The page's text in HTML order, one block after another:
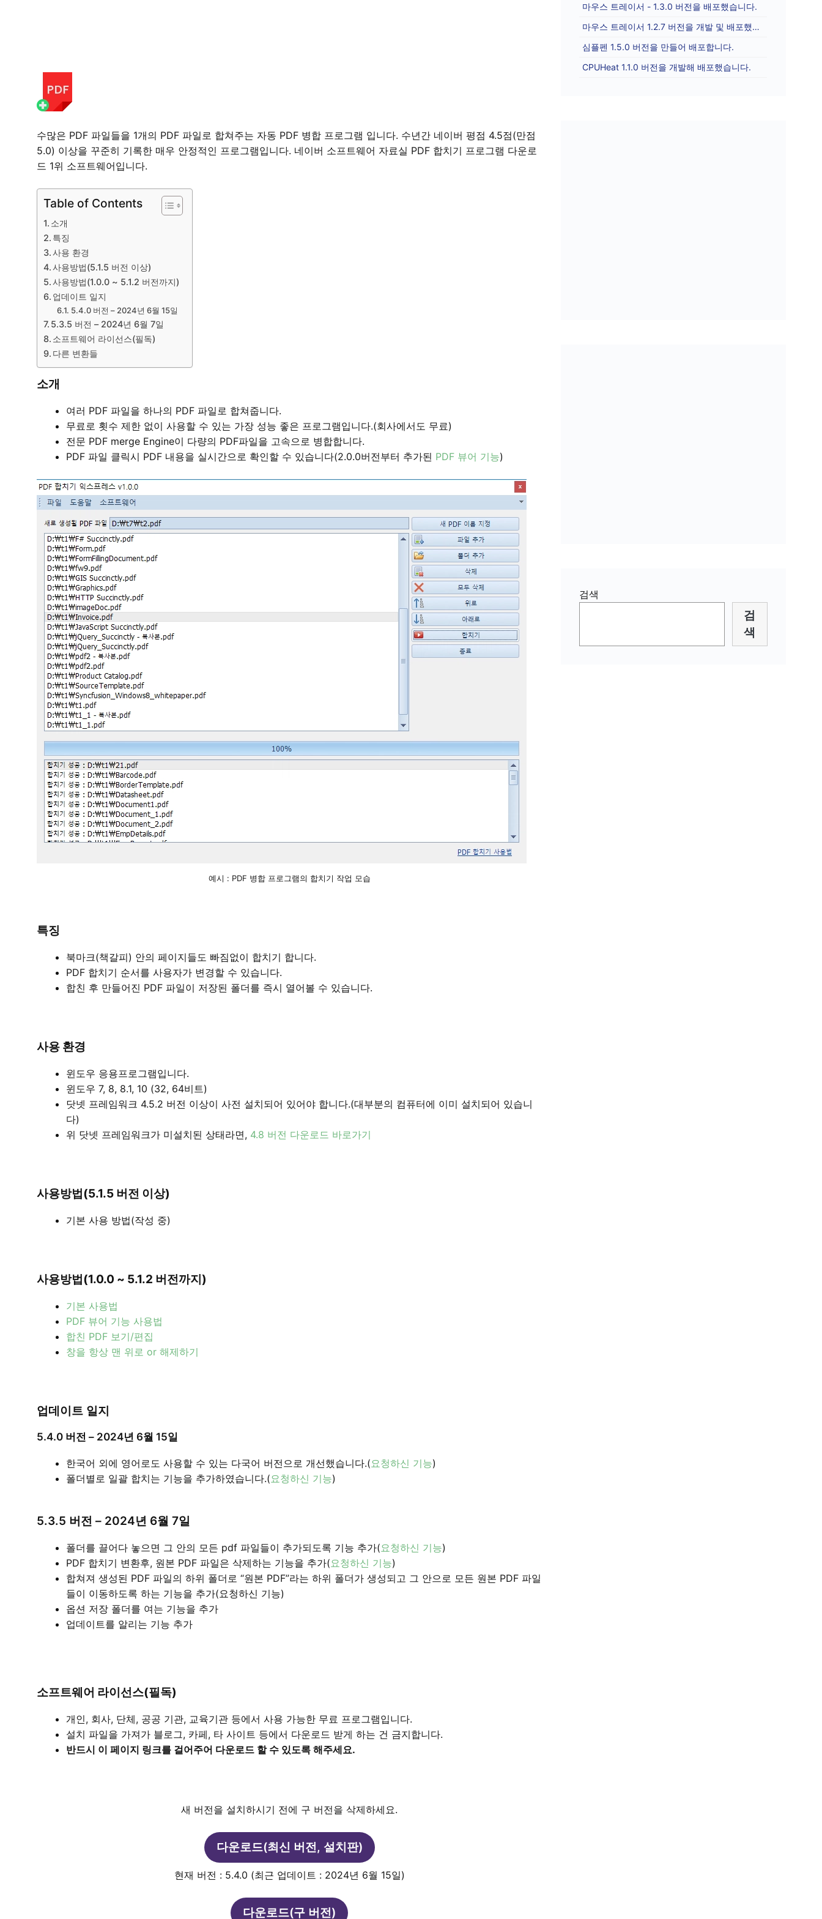
수많은 PDF 파일들을 1개의 PDF 파일로 합쳐주는 자동 PDF 병합 프로그램 입니다. 수년간 네이버 평점 4.5점(만점
5.0) 이상을 꾸준히 기록한 매우 안정적인 프로그램입니다. 네이버 소프트웨어 자료실 PDF 합치기 프로그램 다운로
드 1위 소프트웨어입니다.
Table of Contents
소개
특징
사용 환경
사용방법(5.1.5 버전 이상)
사용방법(1.0.0 ~ 5.1.2 버전까지)
업데이트 일지
5.4.0 버전 – 2024년 6월 15일
5.3.5 버전 – 2024년 6월 7일
소프트웨어 라이선스(필독)
다른 변환들
소개
여러 PDF 파일을 하나의 PDF 파일로 합쳐줍니다.
무료로 횟수 제한 없이 사용할 수 있는 가장 성능 좋은 프로그램입니다.(회사에서도 무료)
전문 PDF merge Engine이 다량의 PDF파일을 고속으로 병합합니다.
PDF 파일 클릭시 PDF 내용을 실시간으로 확인할 수 있습니다(2.0.0버전부터 추가된 PDF 뷰어 기능)
예시 : PDF 병합 프로그램의 합치기 작업 모습
특징
북마크(책갈피) 안의 페이지들도 빠짐없이 합치기 합니다.
PDF 합치기 순서를 사용자가 변경할 수 있습니다.
합친 후 만들어진 PDF 파일이 저장된 폴더를 즉시 열어볼 수 있습니다.
사용 환경
윈도우 응용프로그램입니다.
윈도우 7, 8, 8.1, 10 (32, 64비트)
닷넷 프레임워크 4.5.2 버전 이상이 사전 설치되어 있어야 합니다.(대부분의 컴퓨터에 이미 설치되어 있습니
다)
위 닷넷 프레임워크가 미설치된 상태라면, 4.8 버전 다운로드 바로가기
사용방법(5.1.5 버전 이상)
기본 사용 방법(작성 중)
사용방법(1.0.0 ~ 5.1.2 버전까지)
기본 사용법
PDF 뷰어 기능 사용법
합친 PDF 보기/편집
창을 항상 맨 위로 or 해제하기
업데이트 일지
5.4.0 버전 – 2024년 6월 15일
한국어 외에 영어로도 사용할 수 있는 다국어 버전으로 개선했습니다.(요청하신 기능)
폴더별로 일괄 합치는 기능을 추가하였습니다.(요청하신 기능)
5.3.5 버전 – 2024년 6월 7일
폴더를 끌어다 놓으면 그 안의 모든 pdf 파일들이 추가되도록 기능 추가(요청하신 기능)
PDF 합치기 변환후, 원본 PDF 파일은 삭제하는 기능을 추가(요청하신 기능)
합쳐져 생성된 PDF 파일의 하위 폴더로 “원본 PDF”라는 하위 폴더가 생성되고 그 안으로 모든 원본 PDF 파일
들이 이동하도록 하는 기능을 추가(요청하신 기능)
옵션 저장 폴더를 여는 기능을 추가
업데이트를 알리는 기능 추가
소프트웨어 라이선스(필독)
개인, 회사, 단체, 공공 기관, 교육기관 등에서 사용 가능한 무료 프로그램입니다.
설치 파일을 가져가 블로그, 카페, 타 사이트 등에서 다운로드 받게 하는 건 금지합니다.
반드시 이 페이지 링크를 걸어주어 다운로드 할 수 있도록 해주세요.
새 버전을 설치하시기 전에 구 버전을 삭제하세요.
다운로드(최신 버전, 설치판)
현재 버전 : 5.4.0 (최근 업데이트 : 2024년 6월 15일)
다운로드(구 버전)
마우스 트레이서 - 1.3.0 버전을 배포했습니다.
마우스 트레이서 1.2.7 버전을 개발 및 배포했습니다.
심플펜 1.5.0 버전을 만들어 배포합니다.
CPUHeat 1.1.0 버전을 개발해 배포했습니다.
검색
검
색